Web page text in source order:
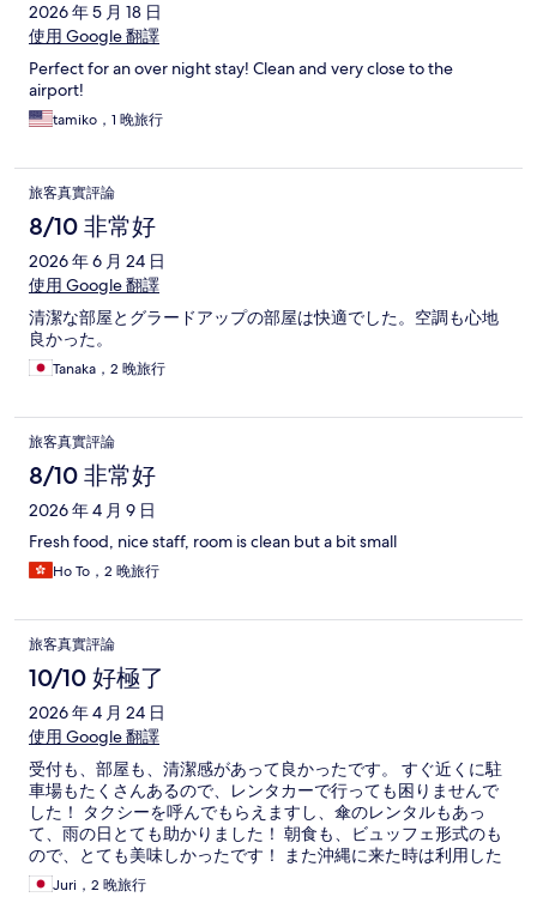
2026 年 5 月 18 日
使用 Google 翻譯
Perfect for an over night stay! Clean and very close to the
airport!
tamiko，1 晚旅行
旅客真實評論
8/10 非常好
2026 年 6 月 24 日
使用 Google 翻譯
清潔な部屋とグラードアップの部屋は快適でした。空調も心地
良かった。
Tanaka，2 晚旅行
旅客真實評論
8/10 非常好
2026 年 4 月 9 日
Fresh food, nice staff, room is clean but a bit small
Ho To，2 晚旅行
旅客真實評論
10/10 好極了
2026 年 4 月 24 日
使用 Google 翻譯
受付も、部屋も、清潔感があって良かったです。 すぐ近くに駐
車場もたくさんあるので、レンタカーで行っても困りませんで
した！ タクシーを呼んでもらえますし、傘のレンタルもあっ
て、雨の日とても助かりました！ 朝食も、ビュッフェ形式のも
ので、とても美味しかったです！ また沖縄に来た時は利用した
いなと思いました。
Juri，2 晚旅行